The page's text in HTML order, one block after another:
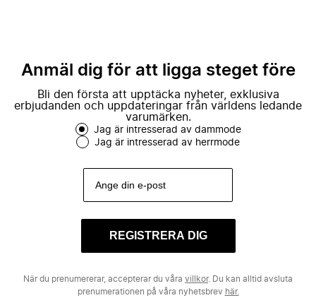
Anmäl dig för att ligga steget före
Bli den första att upptäcka nyheter, exklusiva
erbjudanden och uppdateringar från världens ledande
varumärken.
Jag är intresserad av dammode
Jag är intresserad av herrmode
REGISTRERA DIG
När du prenumererar, accepterar du våra villkor. Du kan alltid avsluta
prenumerationen på våra nyhetsbrev här.